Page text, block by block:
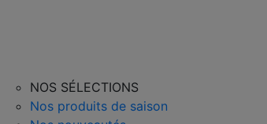
NOS SÉLECTIONS
Nos produits de saison